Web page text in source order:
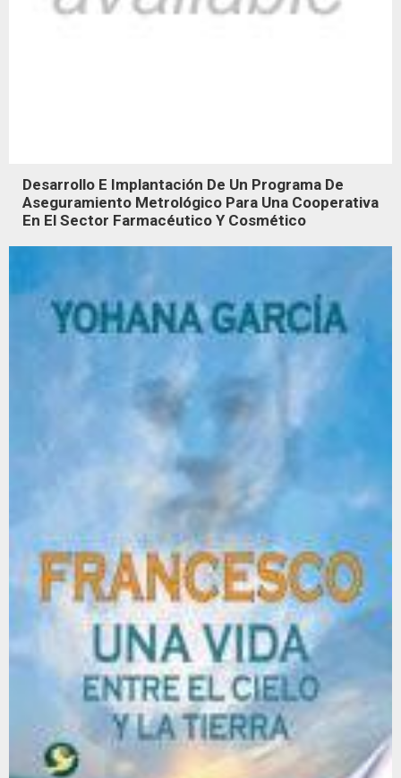
Desarrollo E Implantación De Un Programa De
Aseguramiento Metrológico Para Una Cooperativa
En El Sector Farmacéutico Y Cosmético